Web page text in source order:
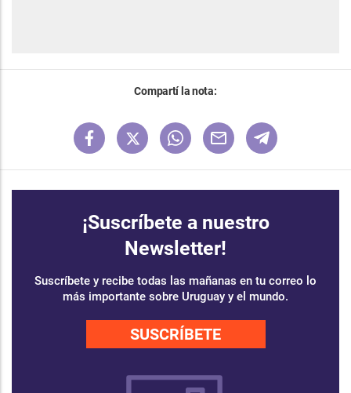
Compartí la nota:
¡Suscríbete a nuestro
Newsletter!
Suscríbete y recibe todas las mañanas en tu correo lo
más importante sobre Uruguay y el mundo.
SUSCRÍBETE